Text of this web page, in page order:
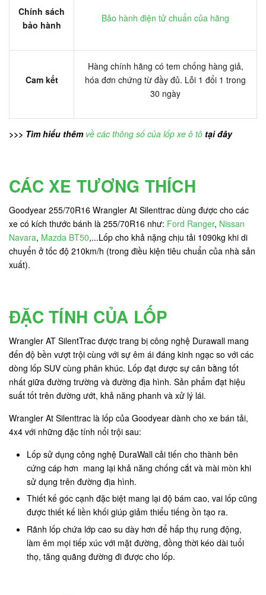
Chính sách
bảo hành
Bảo hành điện tử chuẩn của hãng
Cam kết
Hàng chính hãng có tem chống hàng giả,
hóa đơn chứng từ đầy đủ. Lỗi 1 đổi 1 trong
30 ngày
>>> Tìm hiểu thêm về các thông số của lốp xe ô tô tại đây
CÁC XE TƯƠNG THÍCH
Goodyear 255/70R16 Wrangler At Silenttrac dùng được cho các
xe có kích thước bánh là 255/70R16 như: Ford Ranger, Nissan
Navara, Mazda BT50,...Lốp cho khả nặng chịu tải 1090kg khi di
chuyển ở tốc độ 210km/h (trong điều kiện tiêu chuẩn của nhà sản
xuất).
ĐẶC TÍNH CỦA LỐP
Wrangler AT SilentTrac được trang bị công nghệ Durawall mang
đến độ bền vượt trội cùng với sự êm ái đáng kinh ngạc so với các
dòng lốp SUV cùng phân khúc. Lốp đạt được sự cân bằng tốt
nhất giữa đường trường và đường địa hình. Sản phẩm đạt hiệu
suất tốt trên đường ướt, khả năng phanh và xử lý lái.
Wrangler At Silenttrac là lốp của Goodyear dành cho xe bán tải,
4x4 với những đặc tính nổi trội sau:
Lốp sử dụng công nghệ DuraWall cải tiến cho thành bên
cứng cáp hơn mang lại khả năng chống cắt và mài mòn khi
sử dụng trên đường địa hình.
Thiết kế góc cạnh đặc biệt mang lại độ bám cao, vai lốp cũng
được thiết kế liền khối giúp giảm thiểu tiếng ồn tạo ra.
Rãnh lốp chứa lớp cao su dày hơn để hấp thụ rung động,
làm êm mọi tiếp xúc với mặt đường, đồng thời kéo dài tuổi
thọ, tăng quãng đường đi được cho lốp.